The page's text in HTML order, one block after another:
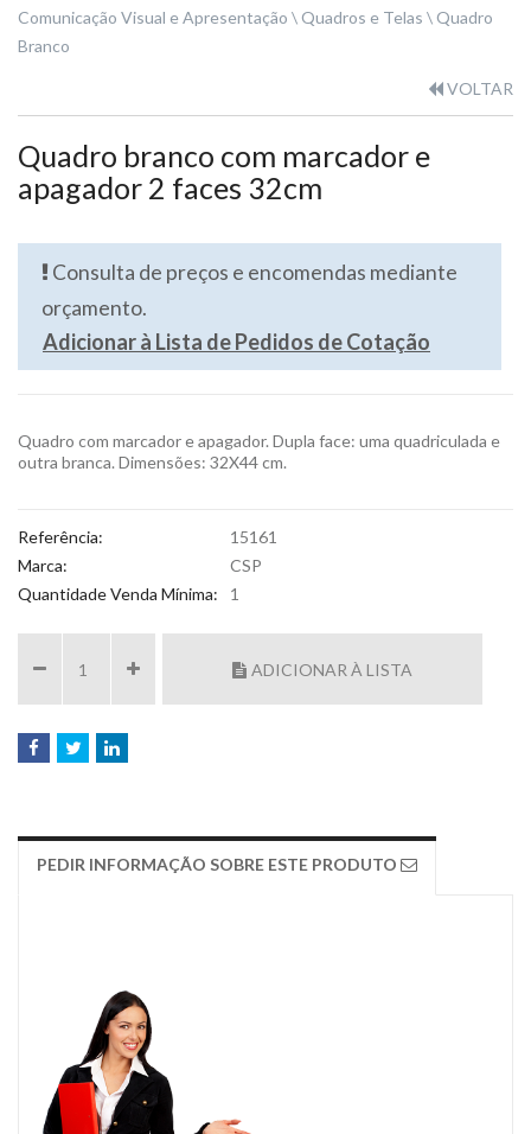
Comunicação Visual e Apresentação Quadros e Telas
Quadro
Branco
VOLTAR
Quadro branco com marcador e
apagador 2 faces 32cm
Consulta de preços e encomendas mediante
orçamento.
Adicionar à Lista de Pedidos de Cotação
Quadro com marcador e apagador. Dupla face: uma quadriculada e
outra branca. Dimensões: 32X44 cm.
Referência:
15161
Marca:
CSP
Quantidade Venda Mínima:
1
ADICIONAR À LISTA
PEDIR INFORMAÇÃO SOBRE ESTE PRODUTO